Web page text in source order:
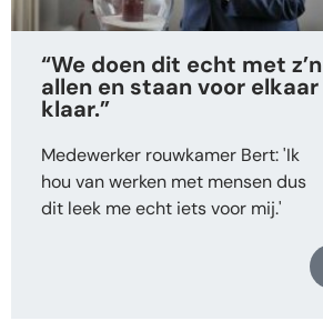
“We doen dit echt met z’n
allen en staan voor elkaar
klaar.”
Medewerker rouwkamer Bert: 'Ik
hou van werken met mensen dus
dit leek me echt iets voor mij.'